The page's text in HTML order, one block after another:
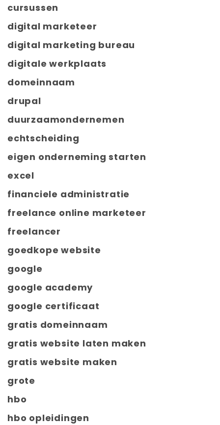
cursussen
digital marketeer
digital marketing bureau
digitale werkplaats
domeinnaam
drupal
duurzaamondernemen
echtscheiding
eigen onderneming starten
excel
financiele administratie
freelance online marketeer
freelancer
goedkope website
google
google academy
google certificaat
gratis domeinnaam
gratis website laten maken
gratis website maken
grote
hbo
hbo opleidingen